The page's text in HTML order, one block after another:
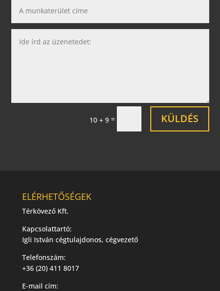
10 + 9= KÜLDÉS
ELÉRHETŐSÉGEK
Térkövező Kft.
Kapcsolattartó:
Igli István cégtulajdonos, cégvezető
Telefonszám:
+36 (20) 411 8017
E-mail cím: